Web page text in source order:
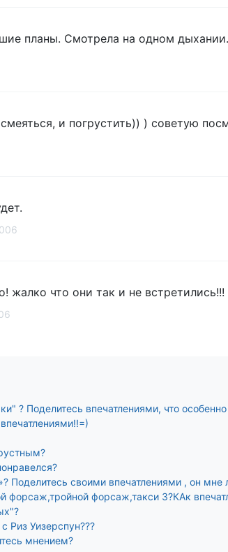
планы. Смотрела на одном
и погрустить)) ) советую
что они так и не встретились!!!
? Поделитесь впечатлениями, что особенно
Поделитесь своими впечатлениями , он мне
форсаж,такси 3?КАк
Риз Уизерспун???
мнением?